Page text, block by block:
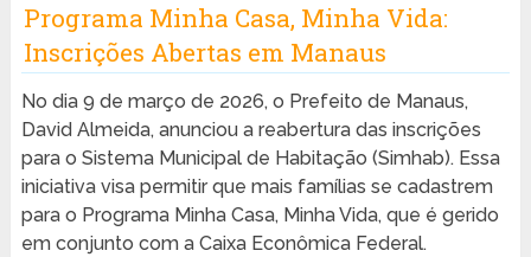
Programa Minha Casa, Minha Vida:
Inscrições Abertas em Manaus
No dia 9 de março de 2026, o Prefeito de Manaus,
David Almeida, anunciou a reabertura das inscrições
para o Sistema Municipal de Habitação (Simhab). Essa
iniciativa visa permitir que mais famílias se cadastrem
para o Programa Minha Casa, Minha Vida, que é gerido
em conjunto com a Caixa Econômica Federal.